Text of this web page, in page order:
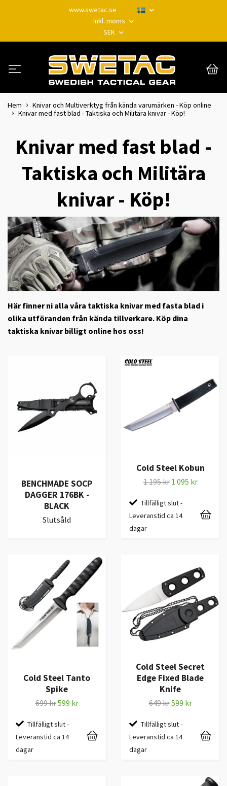
www.swetac.se
Inkl. moms
SEK
Hem
Knivar och Multiverktyg från kända varumärken - Köp online
Knivar med fast blad - Taktiska och Militära knivar - Köp!
Knivar med fast blad -
Taktiska och Militära
knivar - Köp!
Här finner ni alla våra taktiska knivar med fasta blad i
olika utföranden från kända tillverkare. Köp dina
taktiska knivar billigt online hos oss!
BENCHMADE SOCP
DAGGER 176BK -
BLACK
Slutsåld
Cold Steel Kobun
1 195 kr 1 095 kr
Tillfälligt slut -
Leveranstid ca 14
dagar
Cold Steel Tanto
Spike
699 kr599 kr
Tillfälligt slut -
Leveranstid ca 14
dagar
Cold Steel Secret
Edge Fixed Blade
Knife
649 kr599 kr
Tillfälligt slut -
Leveranstid ca 14
dagar